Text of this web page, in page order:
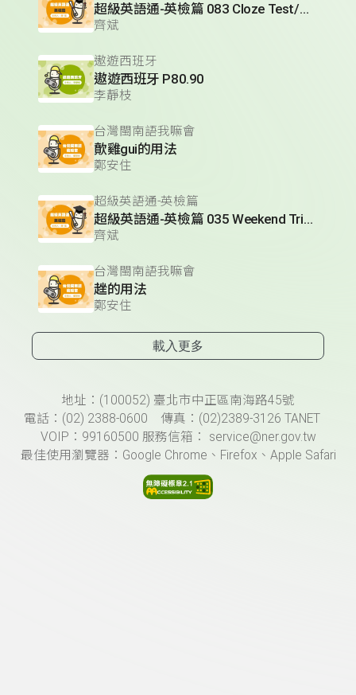
超級英語通-英檢篇 083 Cloze Test/段落填空-13
齊斌
遨遊西班牙
遨遊西班牙 P80.90
李靜枝
台灣閩南語我嘛會
歕雞gui的用法
鄭安住
超級英語通-英檢篇
超級英語通-英檢篇 035 Weekend Trip- 週末旅遊
齊斌
台灣閩南語我嘛會
趖的用法
鄭安住
載入更多
頁尾資訊地址：(100052) 臺北市中正區南海路45號
電話：(02) 2388-0600 傳真：(02)2389-3126 TANET
VOIP：99160500 服務信箱： service@ner.gov.tw
最佳使用瀏覽器：Google Chrome、Firefox、Apple Safari